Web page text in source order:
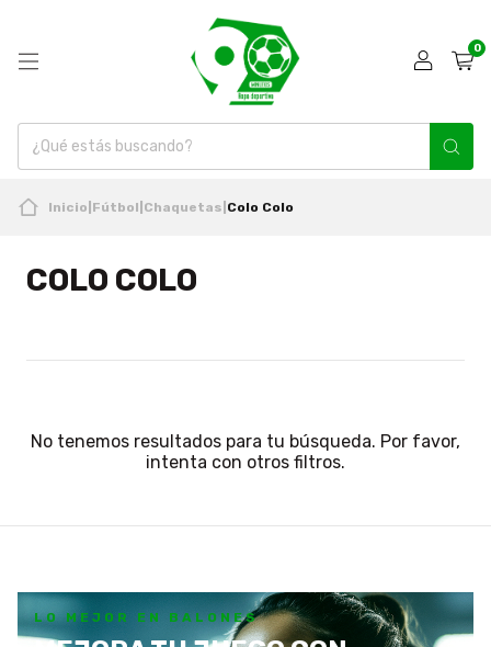
0
Inicio Fútbol Chaquetas Colo Colo
COLO COLO
No tenemos resultados para tu búsqueda. Por favor,
intenta con otros filtros.
LO MEJOR EN BALONES